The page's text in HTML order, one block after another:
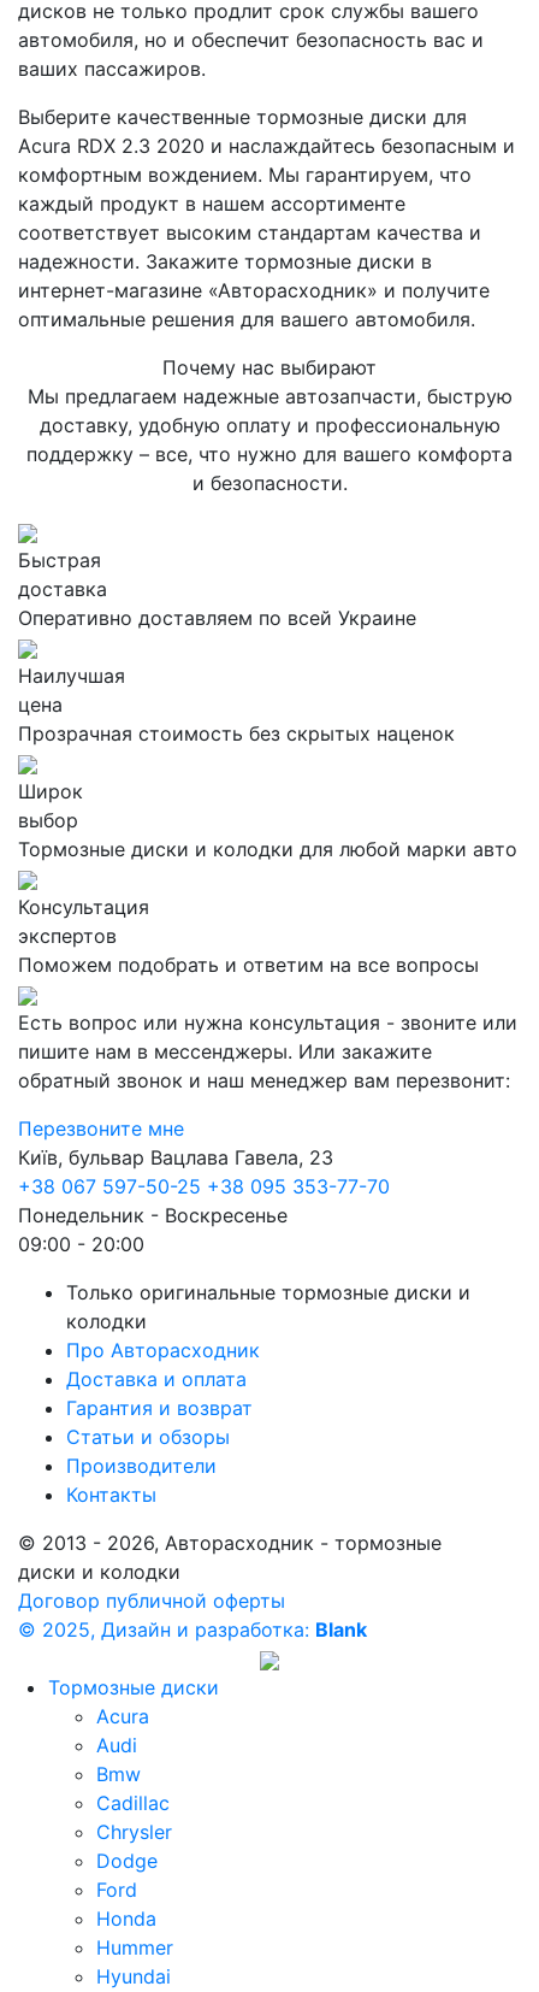
дисков не только продлит срок службы вашего
автомобиля, но и обеспечит безопасность вас и
ваших пассажиров.
Выберите качественные тормозные диски для
Acura RDX 2.3 2020 и наслаждайтесь безопасным и
комфортным вождением. Мы гарантируем, что
каждый продукт в нашем ассортименте
соответствует высоким стандартам качества и
надежности. Закажите тормозные диски в
интернет-магазине «Авторасходник» и получите
оптимальные решения для вашего автомобиля.
Почему нас выбирают
Мы предлагаем надежные автозапчасти, быструю
доставку, удобную оплату и профессиональную
поддержку – все, что нужно для вашего комфорта
и безопасности.
Быстрая
доставка
Оперативно доставляем по всей Украине
Наилучшая
цена
Прозрачная стоимость без скрытых наценок
Широк
выбор
Тормозные диски и колодки для любой марки авто
Консультация
экспертов
Поможем подобрать и ответим на все вопросы
Есть вопрос или нужна консультация - звоните или
пишите нам в мессенджеры. Или закажите
обратный звонок и наш менеджер вам перезвонит:
Перезвоните мне
Київ, бульвар Вацлава Гавела, 23
+38 067 597-50-25 +38 095 353-77-70
Понедельник - Воскресенье
09:00 - 20:00
Только оригинальные тормозные диски и
колодки
Про Авторасходник
Доставка и оплата
Гарантия и возврат
Статьи и обзоры
Производители
Контакты
© 2013 - 2026, Авторасходник - тормозные
диски и колодки
Договор публичной оферты
© 2025, Дизайн и разработка: Blank
Тормозные диски
Acura
Audi
Bmw
Cadillac
Chrysler
Dodge
Ford
Honda
Hummer
Hyundai